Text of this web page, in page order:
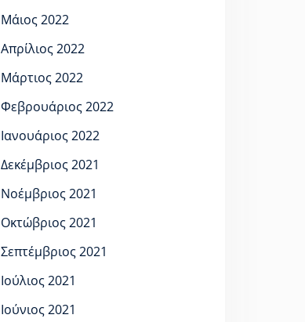
Μάιος 2022
Απρίλιος 2022
Μάρτιος 2022
Φεβρουάριος 2022
Ιανουάριος 2022
Δεκέμβριος 2021
Νοέμβριος 2021
Οκτώβριος 2021
Σεπτέμβριος 2021
Ιούλιος 2021
Ιούνιος 2021